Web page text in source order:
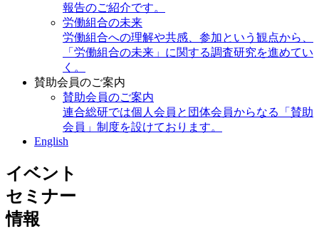
報告のご紹介です。
労働組合の未来
労働組合への理解や共感、参加という観点から、
「労働組合の未来」に関する調査研究を進めてい
く。
賛助会員のご案内
賛助会員のご案内
連合総研では個人会員と団体会員からなる「賛助
会員」制度を設けております。
English
イベント
セミナー
情報